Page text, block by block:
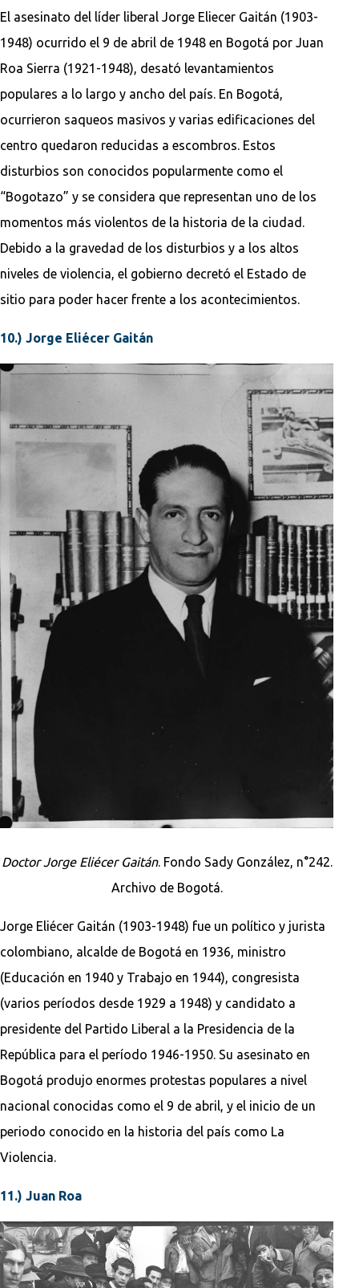
El asesinato del líder liberal Jorge Eliecer Gaitán (1903-
1948) ocurrido el 9 de abril de 1948 en Bogotá por Juan
Roa Sierra (1921-1948), desató levantamientos
populares a lo largo y ancho del país. En Bogotá,
ocurrieron saqueos masivos y varias edificaciones del
centro quedaron reducidas a escombros. Estos
disturbios son conocidos popularmente como el
“Bogotazo” y se considera que representan uno de los
momentos más violentos de la historia de la ciudad.
Debido a la gravedad de los disturbios y a los altos
niveles de violencia, el gobierno decretó el Estado de
sitio para poder hacer frente a los acontecimientos.
10.) Jorge Eliécer Gaitán
Doctor Jorge Eliécer Gaitán. Fondo Sady González, n°242.
Archivo de Bogotá.
Jorge Eliécer Gaitán (1903-1948) fue un político y jurista
colombiano, alcalde de Bogotá en 1936, ministro
(Educación en 1940 y Trabajo en 1944), congresista
(varios períodos desde 1929 a 1948) y candidato a
presidente del Partido Liberal a la Presidencia de la
República para el período 1946-1950. Su asesinato en
Bogotá produjo enormes protestas populares a nivel
nacional conocidas como el 9 de abril, y el inicio de un
periodo conocido en la historia del país como La
Violencia.
11.) Juan Roa